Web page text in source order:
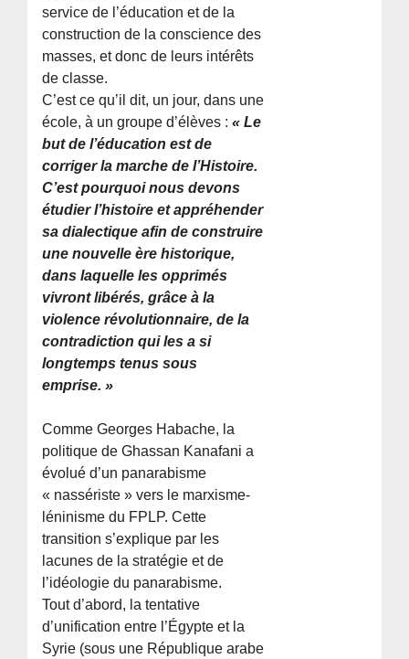
service de l’éducation et de la
construction de la conscience des
masses, et donc de leurs intérêts
de classe.
C’est ce qu’il dit, un jour, dans une
école, à un groupe d’élèves : « Le
but de l’éducation est de
corriger la marche de l’Histoire.
C’est pourquoi nous devons
étudier l’histoire et appréhender
sa dialectique afin de construire
une nouvelle ère historique,
dans laquelle les opprimés
vivront libérés, grâce à la
violence révolutionnaire, de la
contradiction qui les a si
longtemps tenus sous
emprise. »
Comme Georges Habache, la
politique de Ghassan Kanafani a
évolué d’un panarabisme
« nassériste » vers le marxisme-
léninisme du FPLP. Cette
transition s’explique par les
lacunes de la stratégie et de
l’idéologie du panarabisme.
Tout d’abord, la tentative
d’unification entre l’Égypte et la
Syrie (sous une République arabe